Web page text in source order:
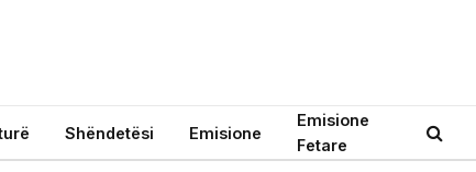
Shëndetësi Emisione
Emisione
Fetare